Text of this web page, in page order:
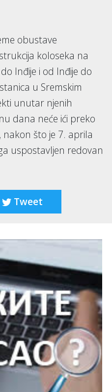
obustave
koloseka na
Inđije i od Inđije do
u Sremskim
unutar njenih
dana neće ići preko
nakon što je 7. aprila
uspostavljen redovan
Tweet